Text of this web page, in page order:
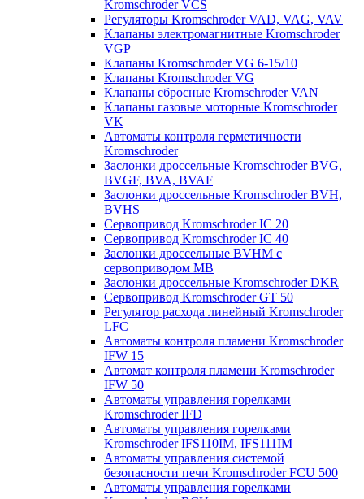
Kromschroder VCS
Регуляторы Kromschroder VAD, VAG, VAV
Клапаны электромагнитные Kromschroder
VGP
Клапаны Kromschroder VG 6-15/10
Клапаны Kromschroder VG
Клапаны сбросные Kromschroder VAN
Клапаны газовые моторные Kromschroder
VK
Автоматы контроля герметичности
Kromschroder
Заслонки дроссельные Kromschroder BVG,
BVGF, BVA, BVAF
Заслонки дроссельные Kromschroder BVH,
BVHS
Сервопривод Kromschroder IC 20
Сервопривод Kromschroder IC 40
Заслонки дроссельные BVHM с
сервоприводом МВ
Заслонки дроссельные Kromschroder DKR
Cервопривод Kromschroder GT 50
Регулятор расхода линейный Kromschroder
LFC
Автоматы контроля пламени Kromschroder
IFW 15
Автомат контроля пламени Kromschroder
IFW 50
Автоматы управления горелками
Kromschroder IFD
Автоматы управления горелками
Kromschroder IFS110IM, IFS111IM
Автоматы управления системой
безопасности печи Kromschroder FCU 500
Автоматы управления горелками